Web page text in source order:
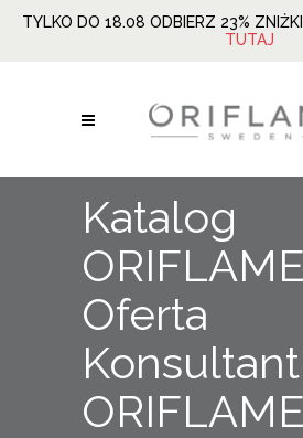
TYLKO DO 18.08 ODBIERZ 23%
TUTAJ
Katalog
Oferta
ORIFLAME